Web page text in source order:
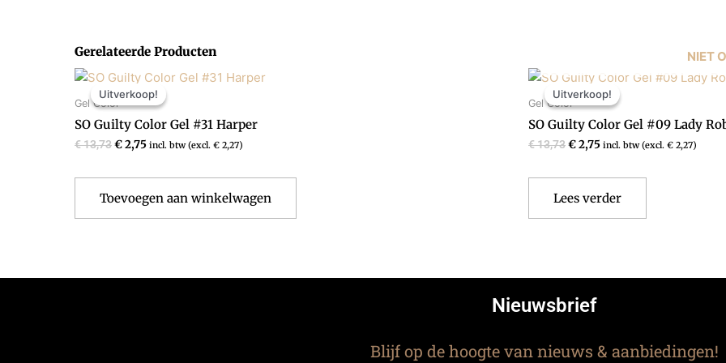
Gerelateerde Producten
Uitverkoop!
Uitverkoop!
Gel Color
SO Guilty Color Gel #31 Harper
€13,73
Oorspronkelijke
prijs
was:
€ 13,73.
€2,75
Huidige
prijs
is:
€ 2,75.
incl. btw (excl. € 2,27)
Toevoegen aan winkelwagen
Uitverkoop!
NIET
Uitverkoop!
Gel Color
SO Guilty Color Gel #09 Lady
€13,73
Oorspronkelijke
prijs
was:
€ 13,73.
€2,75
Huidige
prijs
is:
€ 2,75.
incl. btw (excl. € 2,27)
Lees verder
Nieuwsbrief
Blijf op de hoogte van nieuws & aanbiedingen!